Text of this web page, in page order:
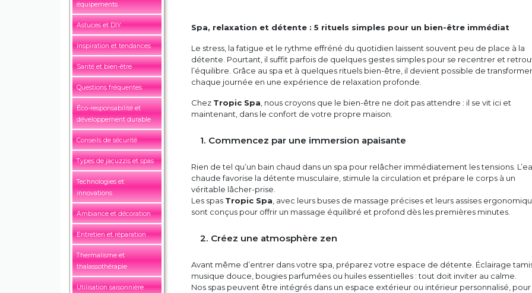
équipements
Astuces et DIY
Inspiration et tendances
Santé et bien-être
Questions fréquentes
Éco-responsabilité et
développement durable
Conseils de sécurité
Types de jacuzzis et spas
Technologies et
innovations
Ambiance et décoration
Entretien et réparation
Thermalisme et
thalassothérapie
Utilisation saisonnière
Spa, relaxation et détente : 5 rituels simples pour un bien-être immédiat
Le stress, la fatigue et le rythme effréné du quotidien laissent souvent peu de place à la
détente. Pourtant, il suffit parfois de quelques gestes simples pour se recentrer et
l’équilibre. Grâce au spa et à quelques rituels bien-être, il devient possible de transformer
chaque journée en une expérience de relaxation profonde.
Chez Tropic Spa , nous croyons que le bien-être ne doit pas attendre : il se vit ici et
maintenant, dans le confort de votre propre maison.
1. Commencez par une immersion apaisante
Rien de tel qu’un bain chaud dans un spa pour relâcher immédiatement les tensions.
chaude favorise la détente musculaire, stimule la circulation et prépare le corps à un
véritable lâcher-prise.
Les spas Tropic Spa , avec leurs buses de massage précises et leurs assises
sont conçus pour offrir un massage équilibré et profond dès les premières minutes.
2. Créez une atmosphère zen
Avant même d’entrer dans votre spa, préparez votre espace de détente. Éclairage
musique douce, bougies parfumées ou huiles essentielles : tout doit inviter au calme.
Nos spas peuvent être intégrés dans un espace extérieur ou intérieur personnalisé,